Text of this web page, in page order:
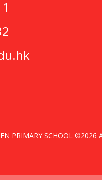
PRIMARY SCHOOL ©2026